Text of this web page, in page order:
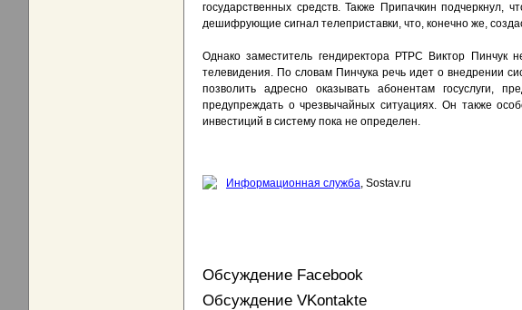
государственных средств. Также Припачкин подчеркнул,
дешифрующие сигнал телеприставки, что, конечно же,
Однако заместитель гендиректора РТРС Виктор Пинчук
телевидения. По словам Пинчука речь идет о внедрении
позволить адресно оказывать абонентам госуслуги,
предупреждать о чрезвычайных ситуациях. Он также
инвестиций в систему пока не определен.
Информационная служба, Sostav.ru
Обсуждение Facebook
Обсуждение VKontakte